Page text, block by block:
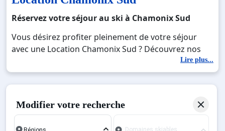
Bons plans
Réservez votre séjour au ski à Chamonix Sud
Vous désirez profiter pleinement de votre séjour
avec une Location Chamonix Sud ? Découvrez nos
offres de Location Chamonix Sud pour skier sans
limite à noel, jour de l'an, février. Fermez les yeux et
imaginez… Profitez de votre Location Chamonix Sud,
mêler les plaisirs de la glisse sur les pistes de ski et
Lire plus...
Modifier votre recherche
Domaines skiables